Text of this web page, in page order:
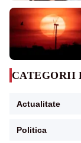
CATEGORII
Actualitate
Politica